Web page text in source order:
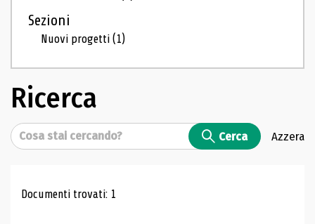
Sezioni
Nuovi progetti(1)
Ricerca
Cerca Cerca Azzera
Risultati di ricerca
Documenti trovati: 1